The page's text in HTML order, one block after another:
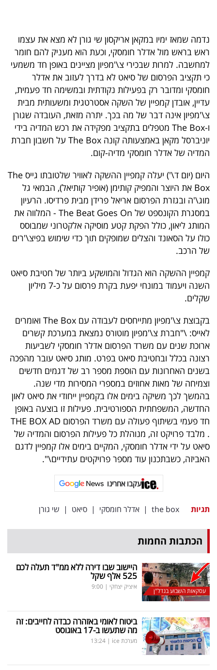
בריאות
תרבות
ופנאי
תיירות
TOP-
5
המילון
הכלכלי
פודקאסט
40
UNDER
40
שיתופי
פעולה
דרושים
ניוזלטרים
מייל
אדום
פרסמו
אחרינו:
נדמה שמאז ימיו במקאן אריקסון שי גורן לא מצא את עצמו
ראש בראש מול אדלר חומסקי, וכעת הוא מעניק להם חומר
למחשבה. למרות שבכירי צ\'מפיון מציינים באופן חד משמעי
כי תקציב הפרסום של סיאט לא בדרך לעזוב את אדלר
חומסקי ומדובר רק בפעילות נקודתית ובמשימה חד פעמית,
עדיין, אובדן קמפיין של השקה אסטרטגית ומשעותית מבית
צ\'מפיון אינה דבר של מה בכך. יתרה מזאת, העובדה שגורן
ו-The Box מטפלים בתקציב מפקידה את רכש המדיה בידי
יוניברסל מקאן באמצעותה קונה The Box על חשבון חברת
המדיה של אדלר חומסקי מדיה-קום.
היום (יום ד\') יעלה קמפיין ההשקה לאוויר שלטובתו גייס The
Box את היוצר והמפיק קותימן (אופיר קותיאל), הבמאי גל
מוג\'ה ובגזרת הפרסום אריאל פרידן מבית פרדיסו. הרעיון
במסגרת הקונספט של The Beat Goes On - המלווה את
המותג ליאון, כולל הפקת קטע מוסיקה אלקטרוני שמבוסס
כולו על הסאונד והצלים שמופקים תוך כדי שימוש בפיצ\'רים
של הרכב.
קמפיין ההשקה הוא הגדול והמושקע ביותר של חטיבת סיאט
השנה ויעמוד במונחי יפעת בקרת פרסום על כ-7 מיליון
שקלים.
בקבוצת צ\'מפיון מתייחסים לעבודה עם The Box ואומרים
לאייס: \"חברת צ\'מפיון מוטורס נמצאת במערכת קשרים
ארוכת שנים עם משרד הפרסום אדלר חומסקי לשביעות
רצונה בכלל ובחטיבת סיאט בפרט. מותג סיאט עובר מהפכה
בשנים האחרונות עם הוספת מספר רב של דגמים חדשים
וצמיחה של מאות אחוזים במספרי המסירות מדי שנה.
בהמשך לכך משיקה בימים אלו בקמפיין ייחודי את סיאט לאון
החדשה, המשפחתית הספורטיבית. פעילות זו בוצעה באופן
חד פעמי בשיתוף פעולה עם משרד הפרסום THE BOX AD
. מלבד פרויקט זה, מנוהלת כל פעילות הפרסום והמדיה של
סיאט על ידי אדלר חומסקי, המקיים בימים אלו קמפיין לדגם
האביזה, כשבתכנון עוד מספר פרויקטים עתידיים\".
עקבו אחרינו
תגיות the box
| אדלר חומסקי | סיאט | שי גורן
הכתבות החמות
עסקאות השבוע בנדל"ן
היישוב שבו דירה ללא ממ"ד תעלה לכם
525 אלף שקל
איציק יצחקי |
9:00
ביטוח לאומי באזהרה כבדה לחייבים: זה
מה שתעשו ב-17 באוגוסט
מערכת ice |
13:24